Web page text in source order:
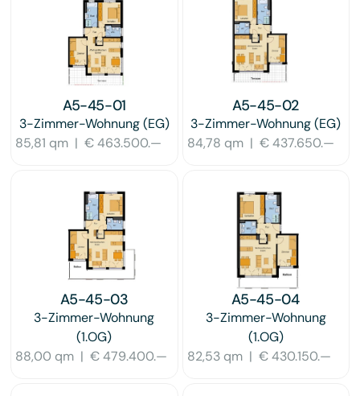
A5-45-01
3-Zimmer-Wohnung(EG)
85,81 qm |€ 463.500.—
A5-45-02
3-Zimmer-Wohnung(EG)
84,78 qm| € 437.650.—
A5-45-03
3-Zimmer-Wohnung
(1.OG)
88,00 qm |€ 479.400.—
A5-45-04
3-Zimmer-Wohnung
(1.OG)
82,53 qm| € 430.150.—